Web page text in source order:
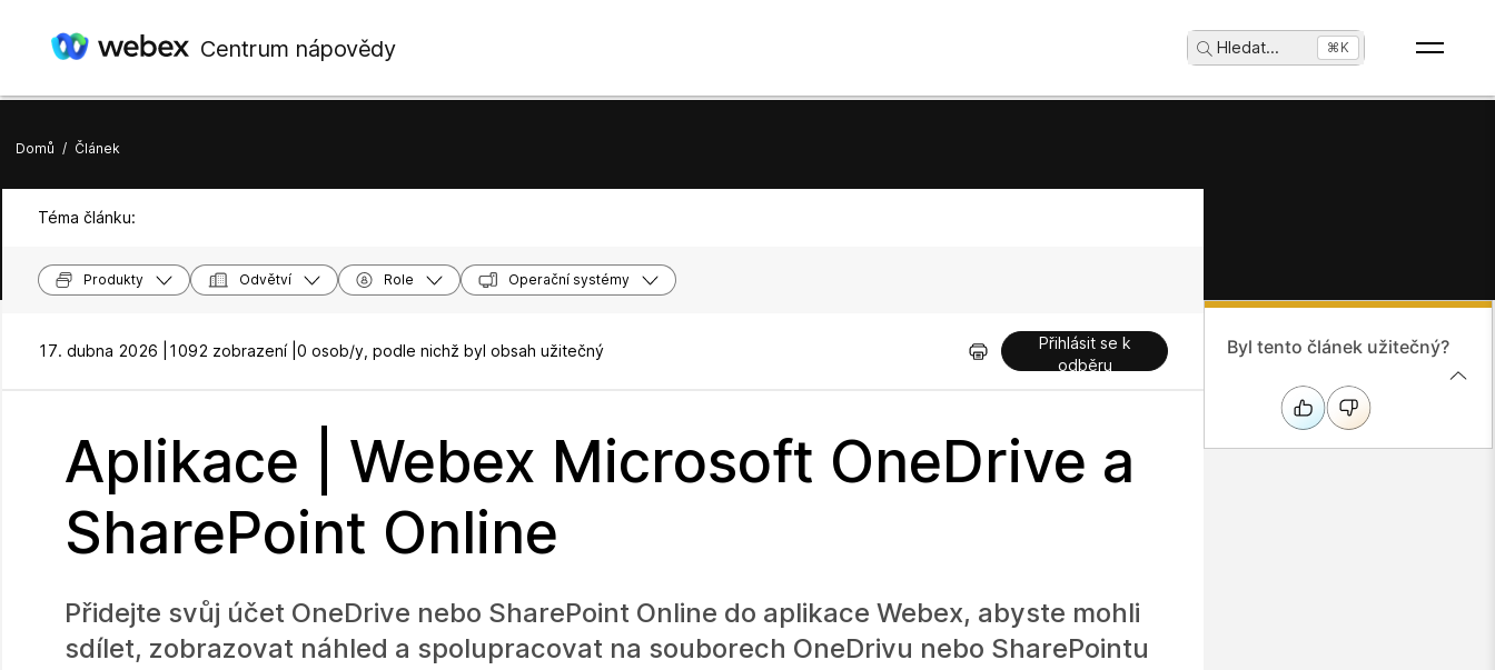
Centrum nápovědy Hledat... ⌘K
Domů / Článek
Téma článku:
Produkty Odvětví Role Operační systémy
17. dubna 2026 | 1092 zobrazení | 0 osob/y, podle nichž byl obsah užitečný
Přihlásit se k
odběru
Aplikace | Webex Microsoft OneDrive a
SharePoint Online
Přidejte svůj účet OneDrive nebo SharePoint Online do aplikace Webex, abyste mohli
sdílet, zobrazovat náhled a spolupracovat na souborech OneDrivu nebo SharePointu
Byl tento článek užitečný?